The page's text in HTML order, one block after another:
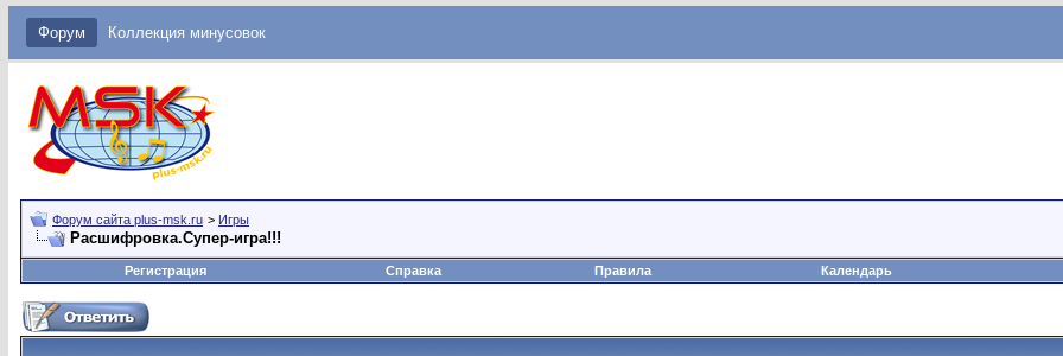
Форум Коллекция минусовок
Форум сайта plus-msk.ru > Игры
Расшифровка.Супер-игра!!!
Регистрация Справка Правила Календарь